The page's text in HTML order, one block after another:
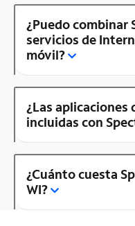
¿Puedo combinar
servicios de
móvil?
¿Las aplicaciones
incluidas con
¿Cuánto cuesta
WI?